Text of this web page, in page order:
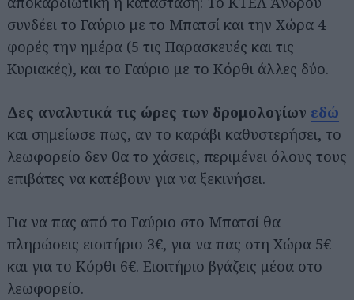
συνδέει το Γαύριο με το Μπατσί και την Χώρα 4
φορές την ημέρα (5 τις Παρασκευές και τις
Κυριακές), και το Γαύριο με το Κόρθι άλλες δύο.
Δες αναλυτικά τις ώρες των δρομολογίων εδώ
και σημείωσε πως, αν το καράβι καθυστερήσει, το
λεωφορείο δεν θα το χάσεις, περιμένει όλους τους
επιβάτες να κατέβουν για να ξεκινήσει.
Για να πας από το Γαύριο στο Μπατσί θα
πληρώσεις εισιτήριο 3€, για να πας στη Χώρα 5€
και για το Κόρθι 6€. Εισιτήριο βγάζεις μέσα στο
λεωφορείο.